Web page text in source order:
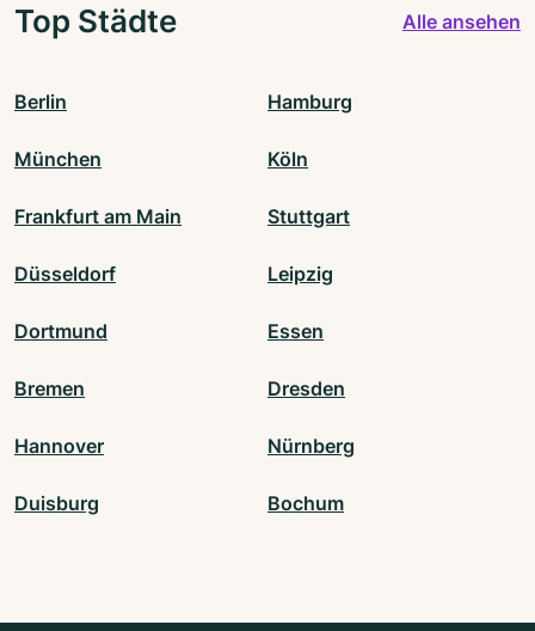
Top Städte Alle ansehen
Berlin Hamburg
München Köln
Frankfurt am Main Stuttgart
Düsseldorf Leipzig
Dortmund Essen
Bremen Dresden
Hannover Nürnberg
Duisburg Bochum